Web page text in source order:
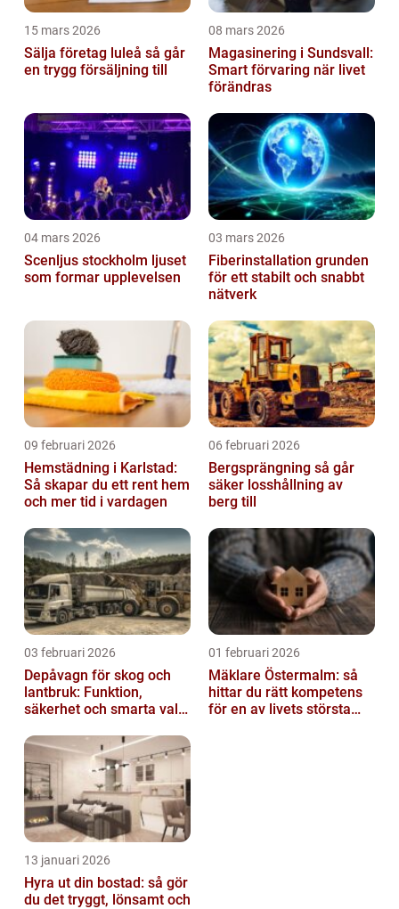
15 mars 2026
Sälja företag luleå så går
en trygg försäljning till
08 mars 2026
Magasinering i Sundsvall:
Smart förvaring när livet
förändras
04 mars 2026
Scenljus stockholm ljuset
som formar upplevelsen
03 mars 2026
Fiberinstallation grunden
för ett stabilt och snabbt
nätverk
09 februari 2026
Hemstädning i Karlstad:
Så skapar du ett rent hem
och mer tid i vardagen
06 februari 2026
Bergsprängning så går
säker losshållning av
berg till
03 februari 2026
Depåvagn för skog och
lantbruk: Funktion,
säkerhet och smarta val
01 februari 2026
Mäklare Östermalm: så
hittar du rätt kompetens
för en av livets största
13 januari 2026
Hyra ut din bostad: så gör
du det tryggt, lönsamt och